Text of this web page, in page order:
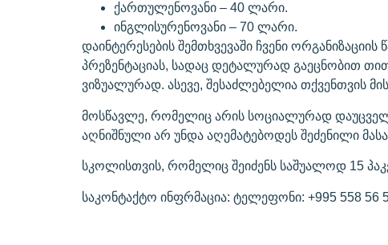
ქართულენოვანი – 40 ლარი.
ინგლისურენოვანი – 70 ლარი.
დაინტერესების შემთხვევაში ჩვენი
პრეზენტაციას, სადაც დეტალურად გაეცნობით
ვიზუალურად. ასევე, შესაძლებელია თქვენთვის
მოსწავლე, რომელიც არის სოციალურად
აღნიშნული არ უნდა აღემატებოდეს შეძენილი
სკოლისთვის, რომელიც შეიძენს საშუალოდ 15
საკონტაქტო ინფრმაცია: ტელეფონი: +995 558 56